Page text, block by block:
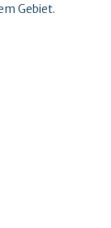
Gebiet.